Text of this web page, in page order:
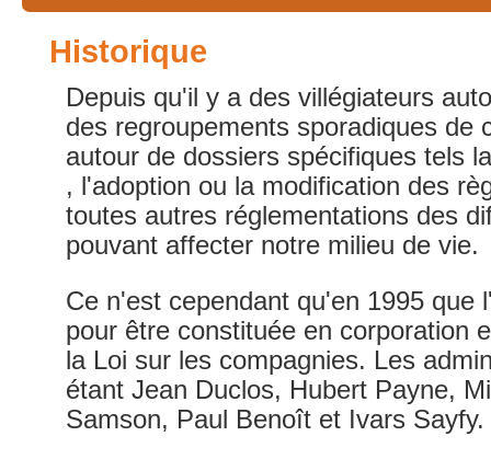
Historique
Depuis qu'il y a des villégiateurs
des regroupements sporadiques de
autour de dossiers spécifiques tels
, l'adoption ou la modification des
toutes autres réglementations des
pouvant affecter notre milieu de vie.
Ce n'est cependant qu'en 1995 que
pour être constituée en corporation
la Loi sur les compagnies. Les
étant Jean Duclos, Hubert Payne,
Samson, Paul Benoît et Ivars Sayfy.